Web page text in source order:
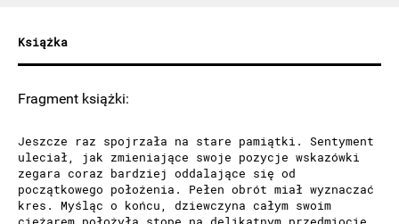
Książka
Fragment książki:
Jeszcze raz spojrzała na stare pamiątki. Sentyment
uleciał, jak zmieniające swoje pozycje wskazówki
zegara coraz bardziej oddalające się od
początkowego położenia. Pełen obrót miał wyznaczać
kres. Myśląc o końcu, dziewczyna całym swoim